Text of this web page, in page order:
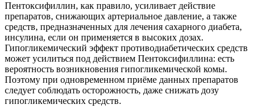
Пентоксифиллин, как правило, усиливает действие
препаратов, снижающих артериальное давление, а также
средств, предназначенных для лечения сахарного диабета,
инсулина, если он применяется в высоких дозах.
Гипогликемический эффект противодиабетических средств
может усилиться под действием Пентоксифиллина: есть
вероятность возникновения гипогликемической комы.
Поэтому при одновременном приёме данных препаратов
следует соблюдать осторожность, даже снижать дозу
гипогликемических средств.